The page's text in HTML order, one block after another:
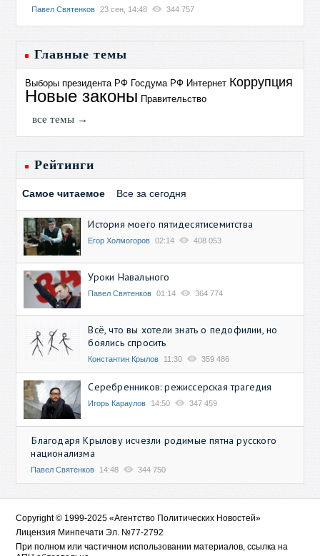
Павел Святенков 23 сен, 14:48 344 757
Главные темы
Выборы президента РФ Госдума РФ Интернет Коррупция
Новые законы Правительство
все темы →
Рейтинги
Самое читаемое Все за сегодня
История моего пятидесятисемитства
Егор Холмогоров 02:14 408 053
Уроки Навального
Павел Святенков 01:14 364 774
Всё, что вы хотели знать о педофилии, но
боялись спросить
Константин Крылов 11:30 359 486
Серебренников: режиссерская трагедия
Игорь Караулов 14:50 347 459
Благодаря Крылову исчезли родимые пятна русского
национализма
Павел Святенков 14:48 344 750
Copyright © 1999-2025 «Агентство Политических Новостей»
Лицензия Минпечати Эл. №77-2792
При полном или частичном использовании материалов, ссылка на